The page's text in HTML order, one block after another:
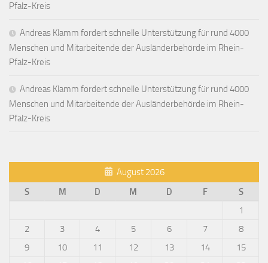
Pfalz-Kreis
Andreas Klamm fordert schnelle Unterstützung für rund 4000
Menschen und Mitarbeitende der Ausländerbehörde im Rhein-
Pfalz-Kreis
Andreas Klamm fordert schnelle Unterstützung für rund 4000
Menschen und Mitarbeitende der Ausländerbehörde im Rhein-
Pfalz-Kreis
August 2026
S
M D M D F
S
1
2
3 4 5 6 7
8
9
10 11 12 13 14
15